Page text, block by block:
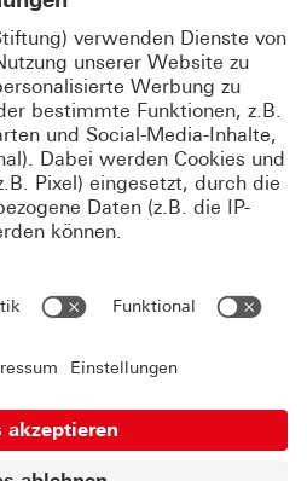
1976
der Bundestag die Macht
Es war nicht